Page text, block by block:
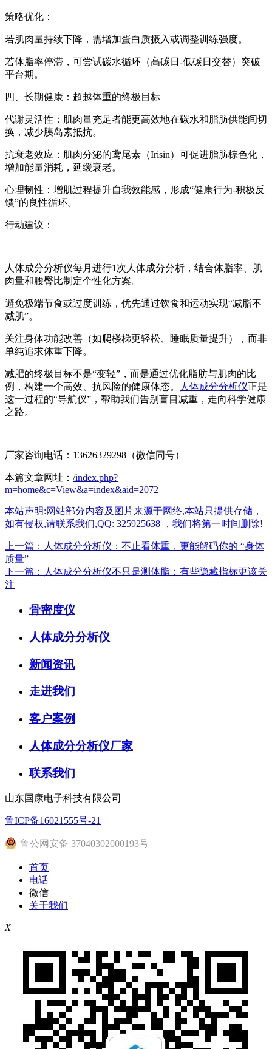
策略优化：
若肌肉量持续下降，需增加蛋白质摄入或调整训练强度。
若体脂率停滞，可尝试碳水循环（高碳日-低碳日交替）突破
平台期。
四、长期健康：超越体重的终极目标
代谢灵活性：肌肉量充足者能更高效地在碳水和脂肪供能间切
换，减少胰岛素抵抗。
抗衰老效应：肌肉分泌的鸢尾素（Irisin）可促进脂肪棕色化，
增加能量消耗，延缓衰老。
心理韧性：增肌过程提升自我效能感，形成“健康行为-积极反
馈”的良性循环。
行动建议：
人体成分分析仪每月进行1次人体成分分析，结合体脂率、肌
肉量和腰臀比制定个性化方案。
避免极端节食或过度训练，优先通过饮食和运动实现“减脂不
减肌”。
关注身体功能改善（如爬楼梯更轻松、睡眠质量提升），而非
单纯追求体重下降。
减肥的终极目标不是“变轻”，而是通过优化脂肪与肌肉的比
例，构建一个高效、抗风险的健康体态。
人体成分分析仪正是
这一过程的“导航仪”，帮助我们告别盲目减重，走向科学健康
之路。
厂家咨询电话：13626329298（微信同号）
本篇文章网址： /index.php?
m=home&c=View&a=index&aid=2072
本站声明:网站部分内容及图片来源于网络,本站只提供存储，
如有侵权,请联系我们,QQ: 325925638 ，我们将第一时间删除!
上一篇：人体成分分析仪：不止看体重，更能解码你的 “身体
质量”
下一篇：人体成分分析仪不只是测体脂：有些隐藏指标更该关
注
骨密度仪
人体成分分析仪
新闻资讯
走进我们
客户案例
人体成分分析仪厂家
联系我们
山东国康电子科技有限公司
鲁ICP备16021555号-21
鲁公网安备 37040302000193号
首页
电话
微信
关于我们
X